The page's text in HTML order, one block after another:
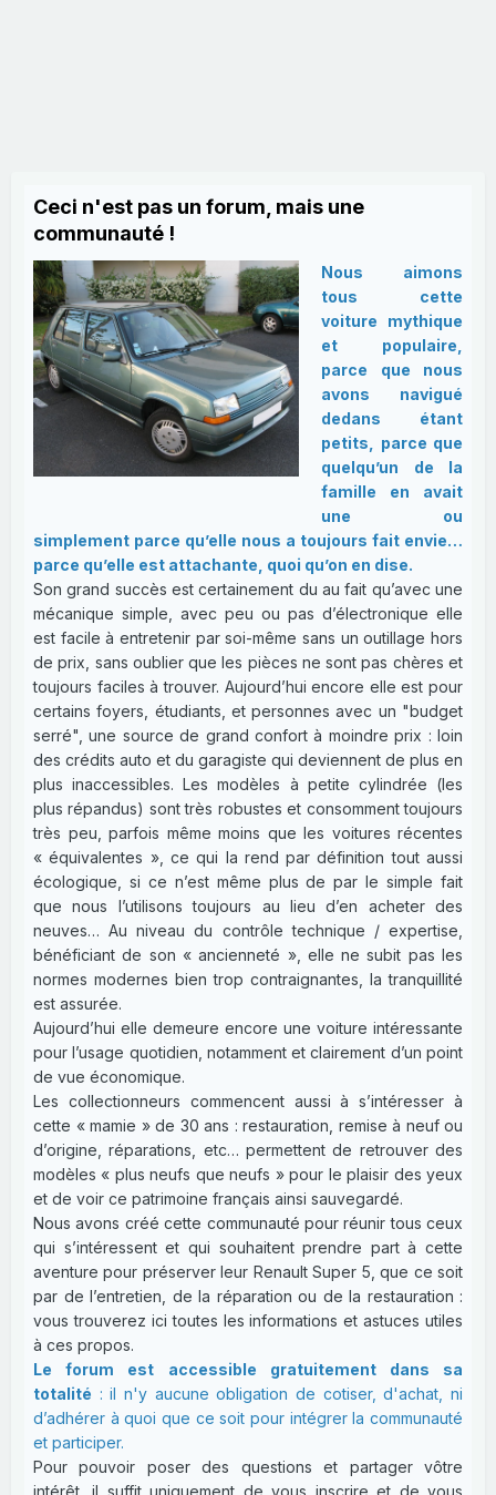
Ceci n'est pas un forum, mais une
communauté !
Nous aimons
tous cette
voiture mythique
et populaire,
parce que nous
avons navigué
dedans étant
petits, parce que
quelqu’un de la
famille en avait
une ou
simplement parce qu’elle nous a toujours fait envie…
parce qu’elle est attachante, quoi qu’on en dise.
Son grand succès est certainement du au fait qu’avec une
mécanique simple, avec peu ou pas d’électronique elle
est facile à entretenir par soi-même sans un outillage hors
de prix, sans oublier que les pièces ne sont pas chères et
toujours faciles à trouver. Aujourd’hui encore elle est pour
certains foyers, étudiants, et personnes avec un "budget
serré", une source de grand confort à moindre prix : loin
des crédits auto et du garagiste qui deviennent de plus en
plus inaccessibles. Les modèles à petite cylindrée (les
plus répandus) sont très robustes et consomment toujours
très peu, parfois même moins que les voitures récentes
« équivalentes », ce qui la rend par définition tout aussi
écologique, si ce n’est même plus de par le simple fait
que nous l’utilisons toujours au lieu d’en acheter des
neuves… Au niveau du contrôle technique / expertise,
bénéficiant de son « ancienneté », elle ne subit pas les
normes modernes bien trop contraignantes, la tranquillité
est assurée.
Aujourd’hui elle demeure encore une voiture intéressante
pour l’usage quotidien, notamment et clairement d’un point
de vue économique.
Les collectionneurs commencent aussi à s’intéresser à
cette « mamie » de 30 ans : restauration, remise à neuf ou
d’origine, réparations, etc… permettent de retrouver des
modèles « plus neufs que neufs » pour le plaisir des yeux
et de voir ce patrimoine français ainsi sauvegardé.
Nous avons créé cette communauté pour réunir tous ceux
qui s’intéressent et qui souhaitent prendre part à cette
aventure pour préserver leur Renault Super 5, que ce soit
par de l’entretien, de la réparation ou de la restauration :
vous trouverez ici toutes les informations et astuces utiles
à ces propos.
Le forum est accessible gratuitement dans sa
totalité : il n'y aucune obligation de cotiser, d'achat, ni
d’adhérer à quoi que ce soit pour intégrer la communauté
et participer.
Pour pouvoir poser des questions et partager vôtre
intérêt, il suffit uniquement de vous inscrire et de vous